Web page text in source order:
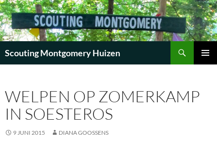
Scouting Montgomery Huizen
INHOUD
WELPEN OP ZOMERKAMP
IN SOESTEROS
9 JUNI 2015 DIANA GOOSSENS